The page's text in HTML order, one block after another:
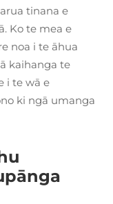
tinana e
Ko te mea e
noa i te āhua
kaihanga te
i te wā e
ki ngā umanga